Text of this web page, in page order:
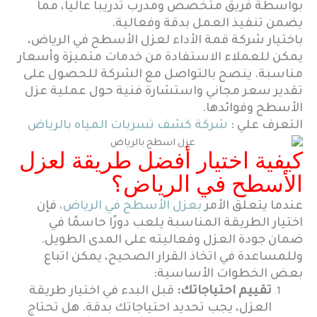
بواسطة فريق متخصص ومدرب تدريباً عالياً، مما
يضمن تنفيذ العمل بدقة وفعالية.
باختيار شركة قمة الأداء لعزل الأسطح في الرياض،
يمكن للعملاء الاستفادة من خدمات متميزة وأسعار
مناسبة. ينصح بالتواصل مع الشركة للحصول على
تقدير سعر مجاني واستشارة فنية حول عملية عزل
الأسطح وفوائدها.
التعرف علي : شركة كشف تسربات المياه بالرياض
كيفية اختيار أفضل طريقة لعزل
الأسطح في الرياض؟
عندما يتعلق الأمربعزل الأسطح في الرياض، فإن
اختيار الطريقة المناسبة يلعب دورًا حاسمًا في
ضمان جودة العزل وفعاليته على المدى الطويل.
وللمساعدة في اتخاذ القرار الصحيح، يمكن اتباع
بعض الخطوات الأساسية:
تقييم احتياجاتك: قبل البدء في اختيار طريقة
العزل، يجب تحديد احتياجاتك بدقة. هل تحتاج